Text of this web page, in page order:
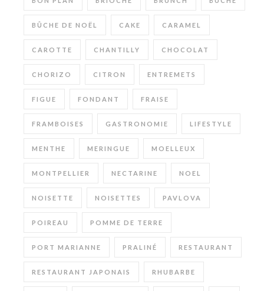
BÛCHE DE NOËL CAKE CARAMEL
CAROTTE CHANTILLY CHOCOLAT
CHORIZO CITRON ENTREMETS
FIGUE FONDANT FRAISE
FRAMBOISES GASTRONOMIE LIFESTYLE
MENTHE MERINGUE MOELLEUX
MONTPELLIER NECTARINE NOEL
NOISETTE NOISETTES PAVLOVA
POIREAU POMME DE TERRE
PORT MARIANNE PRALINÉ RESTAURANT
RESTAURANT JAPONAIS RHUBARBE